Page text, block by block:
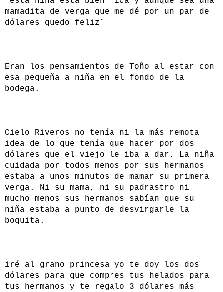
mamadita de verga que me dé por un par de
dólares quedo feliz¨
Eran los pensamientos de Toño al estar con
esa pequeña a niña en el fondo de la
bodega.
Cielo Riveros no tenía ni la más remota
idea de lo que tenía que hacer por dos
dólares que el viejo le iba a dar. La niña
cuidada por todos menos por sus hermanos
estaba a unos minutos de mamar su primera
verga. Ni su mama, ni su padrastro ni
mucho menos sus hermanos sabían que su
niña estaba a punto de desvirgarle la
boquita.
iré al grano princesa yo te doy los dos
dólares para que compres tus helados para
tus hermanos y te regalo 3 dólares más